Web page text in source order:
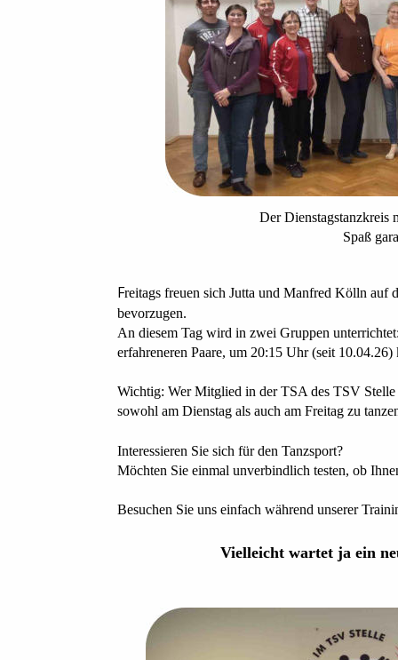
Der Dienstagstanzkreis
Spaß
Freitags freuen sich Jutta und Manfred Kölln auf
bevorzugen.
An diesem Tag wird in zwei Gruppen
erfahreneren Paare, um 20:15 Uhr (seit
Wichtig: Wer Mitglied in der TSA des TSV
sowohl am Dienstag als auch am Freitag zu
Interessieren Sie sich für den Tanzsport?
Möchten Sie einmal unverbindlich testen, ob
Besuchen Sie uns einfach während unserer
Vielleicht wartet ja ein